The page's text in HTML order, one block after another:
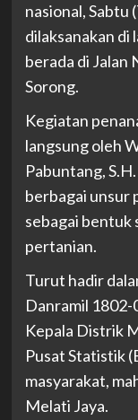
nasional,
dilaksanakan di
berada di Jalan
Sorong.
Kegiatan
langsung oleh
Pabuntang,
berbagai unsur
sebagai bentuk
pertanian.
Turut hadir
Danramil 1802-
Kepala Distrik
Pusat Statistik
masyarakat,
Melati Jaya.